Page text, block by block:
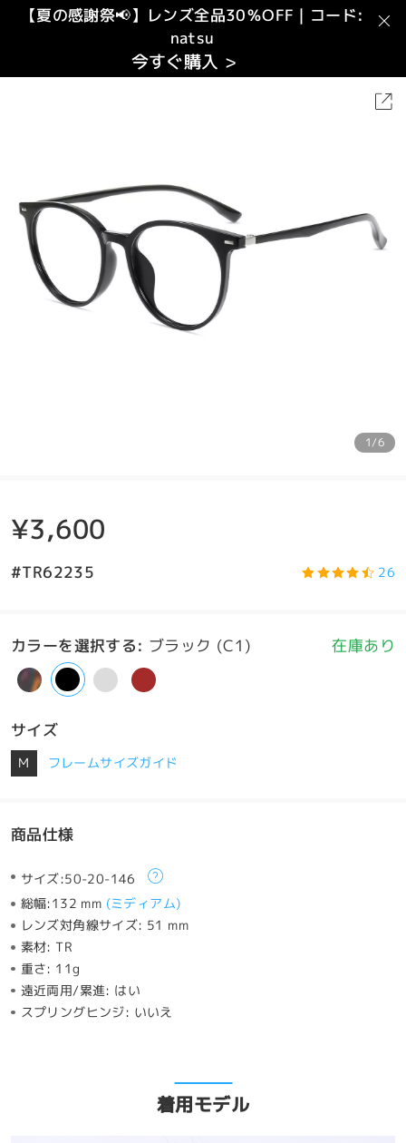
【夏の感謝祭📢】レンズ全品30％OFF｜コード:
natsu
今すぐ購入 >
1/6
¥3,600
#TR62235 26
カラーを選択する: ブラック (C1) 在庫あり
サイズ
M フレームサイズガイド
商品仕様
サイズ:50-20-146
総幅:132 mm (ミディアム)
レンズ対角線サイズ: 51 mm
素材:TR
重さ: 11g
遠近両用/累進: はい
スプリングヒンジ: いいえ
着用モデル